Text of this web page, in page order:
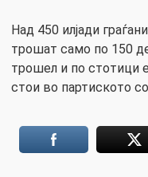
Над 450 илјади
трошат само по 150
трошел и по стотици
стои во партиското